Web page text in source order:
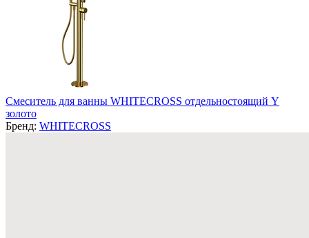
Смеситель для ванны WHITECROSS отдельностоящий Y
золото
Бренд: WHITECROSS